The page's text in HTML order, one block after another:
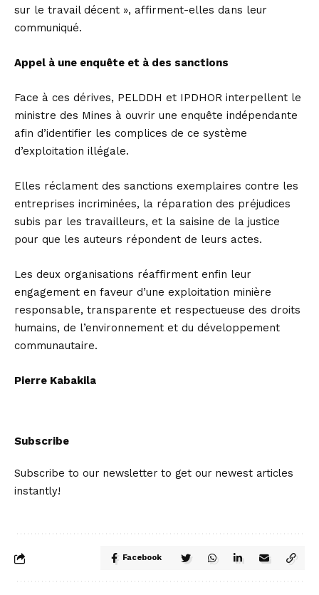
sur le travail décent », affirment-elles dans leur
communiqué.
Appel à une enquête et à des sanctions
Face à ces dérives, PELDDH et IPDHOR interpellent le
ministre des Mines à ouvrir une enquête indépendante
afin d’identifier les complices de ce système
d’exploitation illégale.
Elles réclament des sanctions exemplaires contre les
entreprises incriminées, la réparation des préjudices
subis par les travailleurs, et la saisine de la justice
pour que les auteurs répondent de leurs actes.
Les deux organisations réaffirment enfin leur
engagement en faveur d’une exploitation minière
responsable, transparente et respectueuse des droits
humains, de l’environnement et du développement
communautaire.
Pierre Kabakila
Subscribe
Subscribe to our newsletter to get our newest articles
instantly!
Facebook